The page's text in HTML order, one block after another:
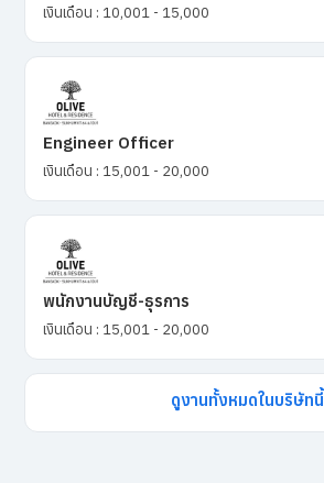
เงินเดือน : 10,001 - 15,000
Engineer Officer
เงินเดือน : 15,001 - 20,000
พนักงานบัญชี-ธุรการ
เงินเดือน : 15,001 - 20,000
ดูงานทั้งหมดในบริษัทนี้